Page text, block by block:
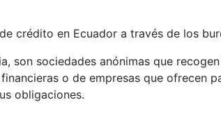
crédito en Ecuador a través de los
son sociedades anónimas que
o de empresas que ofrecen
obligaciones.